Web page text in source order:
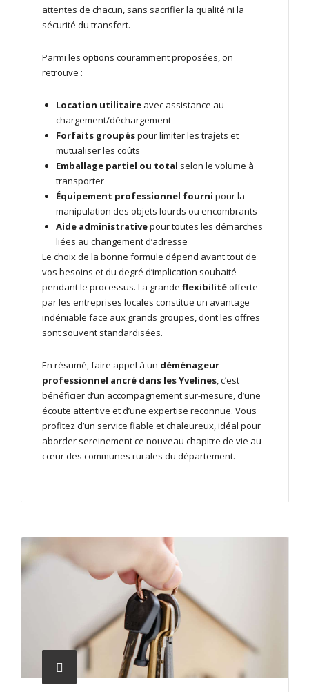
attentes de chacun, sans sacrifier la qualité ni la
sécurité du transfert.
Parmi les options couramment proposées, on
retrouve :
Location utilitaire avec assistance au
chargement/déchargement
Forfaits groupéspour limiter les trajets et
mutualiser les coûts
Emballage partiel ou total selon le volume à
transporter
Équipement professionnel fourni pour la
manipulation des objets lourds ou encombrants
Aide administrativepour toutes les démarches
liées au changement d’adresse
Le choix de la bonne formule dépend avant tout de
vos besoins et du degré d’implication souhaité
pendant le processus. La grande flexibilitéofferte
par les entreprises locales constitue un avantage
indéniable face aux grands groupes, dont les offres
sont souvent standardisées.
En résumé, faire appel à un déménageur
professionnel ancré dans les Yvelines, c’est
bénéficier d’un accompagnement sur-mesure, d’une
écoute attentive et d’une expertise reconnue. Vous
profitez d’un service fiable et chaleureux, idéal pour
aborder sereinement ce nouveau chapitre de vie au
cœur des communes rurales du département.